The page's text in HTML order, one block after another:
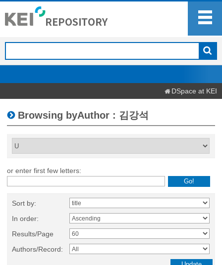
DSpace at KEI
Browsing byAuthor : 김강석
or enter first few letters:
Sort by:
In order:
Results/Page
Authors/Record: